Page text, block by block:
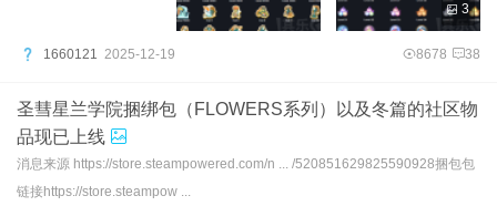
3
1660121 2025-12-19 8678 38
圣彗星兰学院捆绑包（FLOWERS系列）以及冬篇的社区物
品现已上线
消息来源 https://store.steampowered.com/n ... /520851629825590928捆包包
链接https://store.steampow ...